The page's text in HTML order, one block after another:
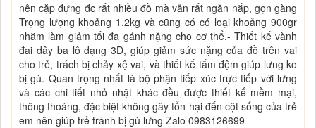
nên cặp đựng đc rất nhiều đồ mà vẫn rất ngăn nắp, gọn gàng
Trọng lượng khoảng 1.2kg và cũng có có loại khoảng 900gr
nhằm làm giảm tối đa gánh nặng cho cơ thể.- Thiết kế vành
đai dây ba lô dạng 3D, giúp giảm sức nặng của đồ trên vai
cho trẻ, trách bị chảy xệ vai, và thiết kế tấm đệm giúp lưng ko
bị gù. Quan trọng nhất là bộ phận tiếp xúc trực tiếp với lưng
và các chi tiết nhỏ nhặt khác đều được thiết kế mềm mại,
thông thoáng, đặc biệt không gây tổn hại đến cột sống của trẻ
em nên giúp trẻ tránh bị gù lưng Zalo 0983126699